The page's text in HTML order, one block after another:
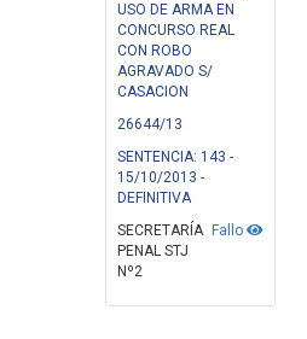
USO DE ARMA EN
CONCURSO REAL
CON ROBO
AGRAVADO S/
CASACION
26644/13
SENTENCIA: 143 -
15/10/2013 -
DEFINITIVA
Fallo
SECRETARÍA
PENAL STJ
Nº2